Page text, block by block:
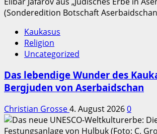
Kaukasus
Religion
Uncategorized
Das lebendige Wunder des
Bergjuden von Aserbaidschan
Christian Grosse4. August 20260